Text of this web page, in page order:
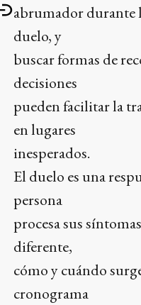
abrumador durante
duelo, y
buscar formas de
decisiones
pueden facilitar la
en lugares
inesperados.
El duelo es una
persona
procesa sus
diferente,
cómo y cuándo
cronograma